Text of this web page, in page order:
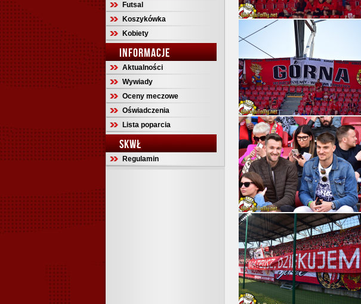
Futsal
Koszykówka
Kobiety
INFORMACJE
Aktualności
Wywiady
Oceny meczowe
Oświadczenia
Lista poparcia
SKWŁ
Regulamin